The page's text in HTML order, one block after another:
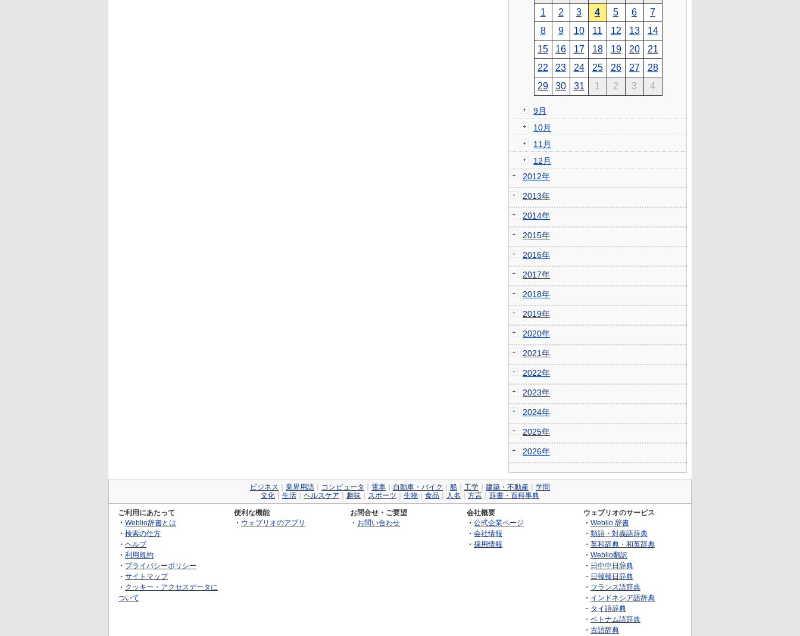
1
2 3 4 5 6
7
8
9 10 11 12 13
14
15
16 17 18 19 20
21
22
23 24 25 26 27
28
29
30 31 1 2 3 4
9月
10月
11月
12月
2012年
2013年
2014年
2015年
2016年
2017年
2018年
2019年
2020年
2021年
2022年
2023年
2024年
2025年
2026年
ビジネス 業界用語 コンピュータ 電車 自動車・バイク 船 工学 建築・不動産
学問
文化
生活 ヘルスケア 趣味 スポーツ 生物 食品 人名 方言 辞書・百科事典
ご利用にあたって
・ Weblio辞書とは
・ 検索の仕方
・ ヘルプ
・ 利用規約
・ プライバシーポリシー
・ サイトマップ
・ クッキー・アクセスデータに
ついて
便利な機能
・ ウェブリオのアプリ
お問合せ・ご要望
・ お問い合わせ
会社概要
・ 公式企業ページ
・ 会社情報
・ 採用情報
ウェブリオのサービス
・ Weblio 辞書
・ 類語・対義語辞典
・ 英和辞典・和英辞典
・ Weblio翻訳
・ 日中中日辞典
・ 日韓韓日辞典
・ フランス語辞典
・ インドネシア語辞典
・ タイ語辞典
・ ベトナム語辞典
・ 古語辞典